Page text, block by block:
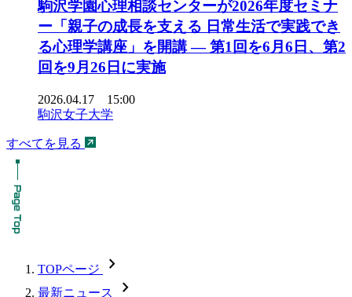
駒沢学園心理相談センターが2026年度セミナ
ー「親子の成長を支える 日常生活で実践でき
る心理学講座」を開講 ― 第1回を6月6日、第2
回を9月26日に実施
2026.04.17 15:00
駒沢女子大学
すべてを見る
TOPページ chevron_forward
最新ニュース chevron_forward